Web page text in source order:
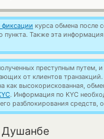
фиксации курса обмена после
пункта. Также эта
преступным путем,
от клиентов транзакций.
как высокорискованная,
. Информация по KYC
разблокирования средств,
Душанбе